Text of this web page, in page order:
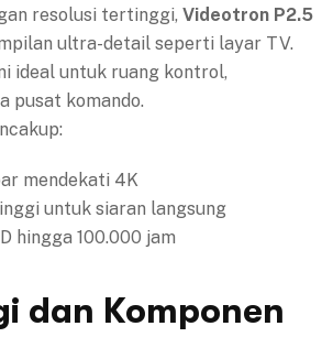
resolusi tertinggi, Videotron P2.5
ultra-detail seperti layar TV.
ideal untuk ruang kontrol,
pusat komando.
mendekati 4K
untuk siaran langsung
hingga 100.000 jam
dan Komponen